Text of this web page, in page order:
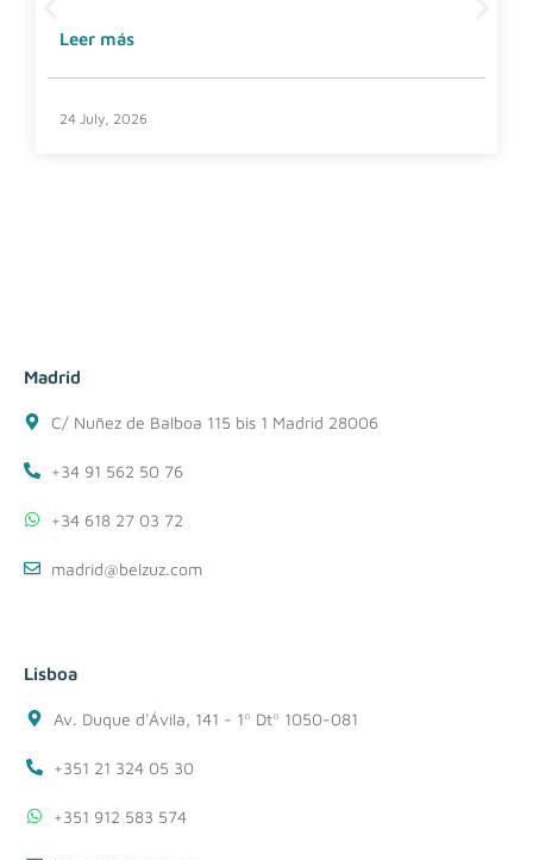
Leer más
24 July, 2026
Madrid
C/ Nuñez de Balboa 115 bis 1 Madrid 28006
+34 91 562 50 76
+34 618 27 03 72
madrid@belzuz.com
Lisboa
Av. Duque d'Ávila, 141 - 1º Dtº 1050-081
+351 21 324 05 30
+351 912 583 574